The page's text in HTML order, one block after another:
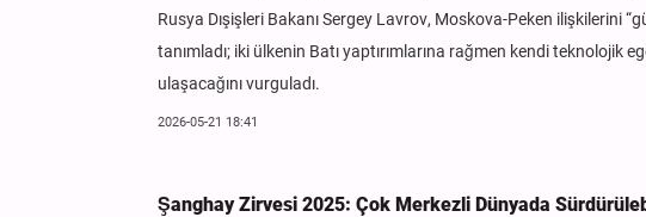
Rusya Dışişleri Bakanı Sergey Lavrov, Moskova-Peken ilişkilerini
tanımladı; iki ülkenin Batı yaptırımlarına rağmen kendi teknolojik
ulaşacağını vurguladı.
2026-05-21 18:41
Şanghay Zirvesi 2025: Çok Merkezli Dünyada